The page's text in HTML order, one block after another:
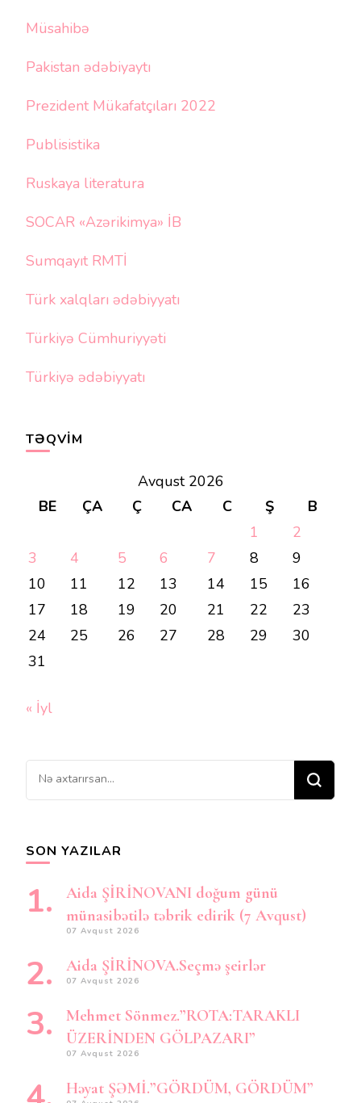
Müsahibə
Pakistan ədəbiyaytı
Prezident Mükafatçıları 2022
Publisistika
Ruskaya literatura
SOCAR «Azərikimya» İB
Sumqayıt RMTİ
Türk xalqları ədəbiyyatı
Türkiyə Cümhuriyyəti
Türkiyə ədəbiyyatı
TƏQVIM
Avqust 2026
BE
ÇA Ç CA C Ş
B
1
2
3
4 5 6 7 8
9
10
11 12 13 14 15
16
17
18 19 20 21 22
23
24
25 26 27 28 29
30
31
« İyl
Bir
şey
SON YAZILAR
Aida ŞİRİNOVANI doğum günü
münasibətilə təbrik edirik (7 Avqust)
07 Avqust 2026
Aida ŞİRİNOVA.Seçmə şeirlər
07 Avqust 2026
Mehmet Sönmez.”ROTA:TARAKLI
ÜZERİNDEN GÖLPAZARI”
07 Avqust 2026
Həyat ŞƏMİ.”GÖRDÜM, GÖRDÜM”